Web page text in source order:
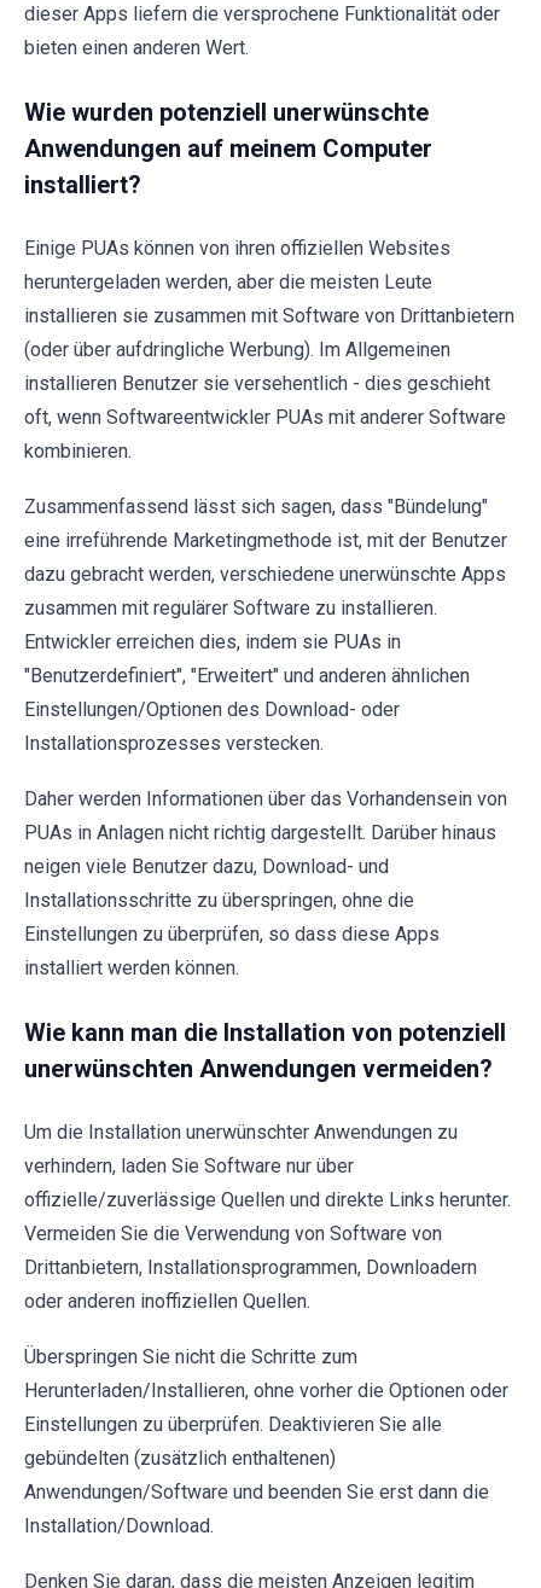
dieser Apps liefern die versprochene Funktionalität oder
bieten einen anderen Wert.
Wie wurden potenziell unerwünschte
Anwendungen auf meinem Computer
installiert?
Einige PUAs können von ihren offiziellen Websites
heruntergeladen werden, aber die meisten Leute
installieren sie zusammen mit Software von Drittanbietern
(oder über aufdringliche Werbung). Im Allgemeinen
installieren Benutzer sie versehentlich - dies geschieht
oft, wenn Softwareentwickler PUAs mit anderer Software
kombinieren.
Zusammenfassend lässt sich sagen, dass "Bündelung"
eine irreführende Marketingmethode ist, mit der Benutzer
dazu gebracht werden, verschiedene unerwünschte Apps
zusammen mit regulärer Software zu installieren.
Entwickler erreichen dies, indem sie PUAs in
"Benutzerdefiniert", "Erweitert" und anderen ähnlichen
Einstellungen/Optionen des Download- oder
Installationsprozesses verstecken.
Daher werden Informationen über das Vorhandensein von
PUAs in Anlagen nicht richtig dargestellt. Darüber hinaus
neigen viele Benutzer dazu, Download- und
Installationsschritte zu überspringen, ohne die
Einstellungen zu überprüfen, so dass diese Apps
installiert werden können.
Wie kann man die Installation von potenziell
unerwünschten Anwendungen vermeiden?
Um die Installation unerwünschter Anwendungen zu
verhindern, laden Sie Software nur über
offizielle/zuverlässige Quellen und direkte Links herunter.
Vermeiden Sie die Verwendung von Software von
Drittanbietern, Installationsprogrammen, Downloadern
oder anderen inoffiziellen Quellen.
Überspringen Sie nicht die Schritte zum
Herunterladen/Installieren, ohne vorher die Optionen oder
Einstellungen zu überprüfen. Deaktivieren Sie alle
gebündelten (zusätzlich enthaltenen)
Anwendungen/Software und beenden Sie erst dann die
Installation/Download.
Denken Sie daran, dass die meisten Anzeigen legitim